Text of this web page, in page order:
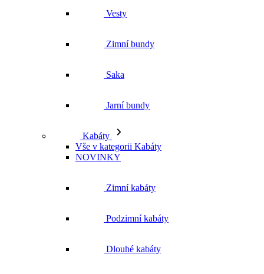
Vesty
Zimní bundy
Saka
Jarní bundy
Kabáty
Vše v kategorii Kabáty
NOVINKY
Zimní kabáty
Podzimní kabáty
Dlouhé kabáty